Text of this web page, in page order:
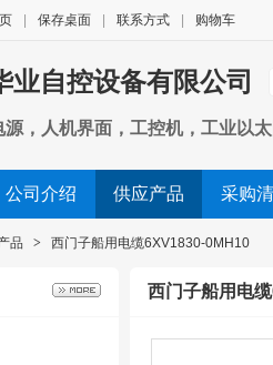
保存桌面 联系方式 购物车
业自控设备有限公司
源，人机界面，工控机，工业以
公司介绍 供应产品 采购
品 > 西门子船用电缆6XV1830-0MH10
西门子船用电